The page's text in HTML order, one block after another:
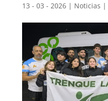
13 - 03 - 2026| Noticias |